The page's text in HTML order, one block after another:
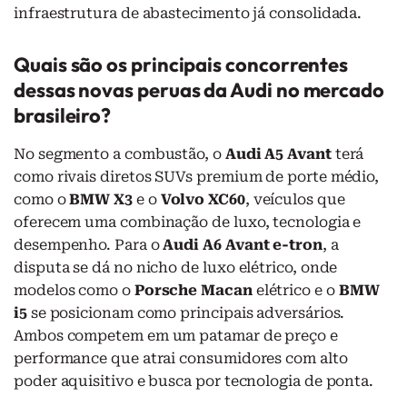
infraestrutura de abastecimento já consolidada.
Quais são os principais concorrentes
dessas novas peruas da Audi no mercado
brasileiro?
No segmento a combustão, o Audi A5 Avantterá
como rivais diretos SUVs premium de porte médio,
como oBMW X3e o Volvo XC60, veículos que
oferecem uma combinação de luxo, tecnologia e
desempenho. Para oAudi A6 Avant e-tron, a
disputa se dá no nicho de luxo elétrico, onde
modelos como o Porsche Macanelétrico e o BMW
i5se posicionam como principais adversários.
Ambos competem em um patamar de preço e
performance que atrai consumidores com alto
poder aquisitivo e busca por tecnologia de ponta.